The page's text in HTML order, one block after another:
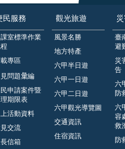
民服務
室標準作業
專區
問題𢑥編
申請案件暨
期限表
活動資料
交流
信箱
觀光旅遊
風景名勝
地方特產
六甲半日遊
六甲一日遊
六甲二日遊
六甲觀光導覽圖
交通資訊
住宿資訊
臺
避
災
告
六
防
六
容
救
防